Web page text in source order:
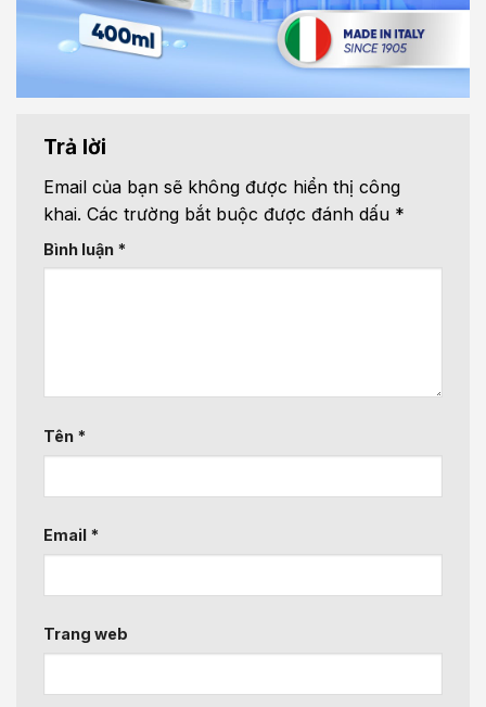
Trả lời
Email của bạn sẽ không được hiển thị công
khai. Các trường bắt buộc được đánh dấu *
Bình luận *
Tên *
Email *
Trang web